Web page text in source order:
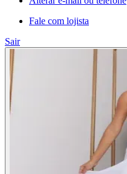
Fale com lojista
Sair